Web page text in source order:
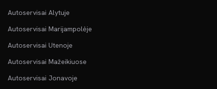
Autoservisai Alytuje
Autoservisai Marijampolėje
Autoservisai Utenoje
Autoservisai Mažeikiuose
Autoservisai Jonavoje